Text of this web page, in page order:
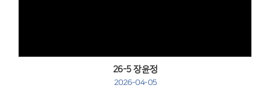
26-5 장윤정
2026-04-05